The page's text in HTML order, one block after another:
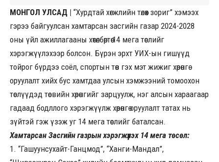
МОНГОЛ УЛСАД | “Хурдтай хөгжлийн төлөөх зориг” хэмээх
гэрээ байгуулсан хамтарсан засгийн газар 2024-2028
оны үйл ажиллагааны хөтөлбөртөө 14 мега төслийг
хэрэгжүүлэхээр болсон. Бүрэн эрхт УИХ-ын гишүүд
тойрог бүрдээ соёл, спортын төв гэх мэт жижиг хөрөнгө
оруулалт хийх бус хамтдаа улсын хэмжээний томоохон
төслүүдэд төсвийн хөрөнгийг зарцуулж, нэг алсын хараагаар
гадаад бодллого хэрэгжүүлж хөрөнгө оруулалт татах нь
зүйтэй гэж үзэж уг 14 мега төслийг баталсан.
Хамтарсан Засгийн газрын хэрэгжүүлэх 14 мега төсөл:
“Гашуунсухайт-Ганцмод”, “Ханги-Мандал”,